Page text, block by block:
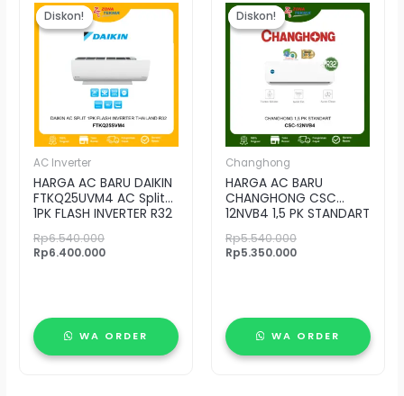
Diskon!
Diskon!
AC Inverter
HARGA AC BARU DAIKIN
FTKQ25UVM4 AC Split
1PK FLASH INVERTER R32
Rp6.540.000
aslinya
adalah:
Rp6.540.000.
Rp6.400.000
saat
ini
adalah:
WA ORDER
Diskon!
Diskon!
Changhong
HARGA AC BARU
CHANGHONG CSC
12NVB4 1,5 PK STANDART
Rp5.540.000
aslinya
adalah:
Rp5.540.000.
Rp5.350.000
saat
ini
adalah:
Rp5.350.000.
WA ORDER